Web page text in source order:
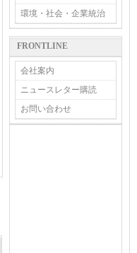
環境・社会・企業統治
FRONTLINE
会社案内
ニュースレター購読
お問い合わせ